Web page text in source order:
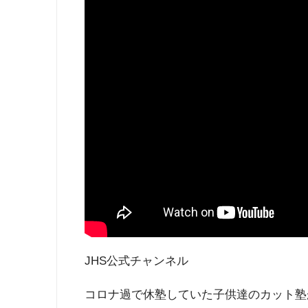
JHS公式チャンネル
コロナ過で休塾していた子供達のカット塾